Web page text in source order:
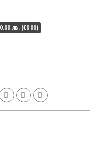
0.00 лв. (€0.00)